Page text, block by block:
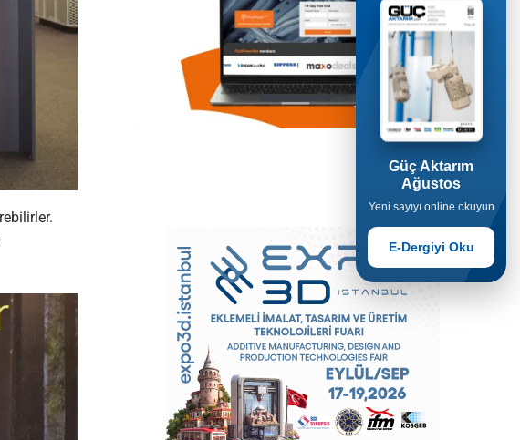
Güç Aktarım
Ağustos
Yeni sayıyı online okuyun
E-Dergiyi Oku